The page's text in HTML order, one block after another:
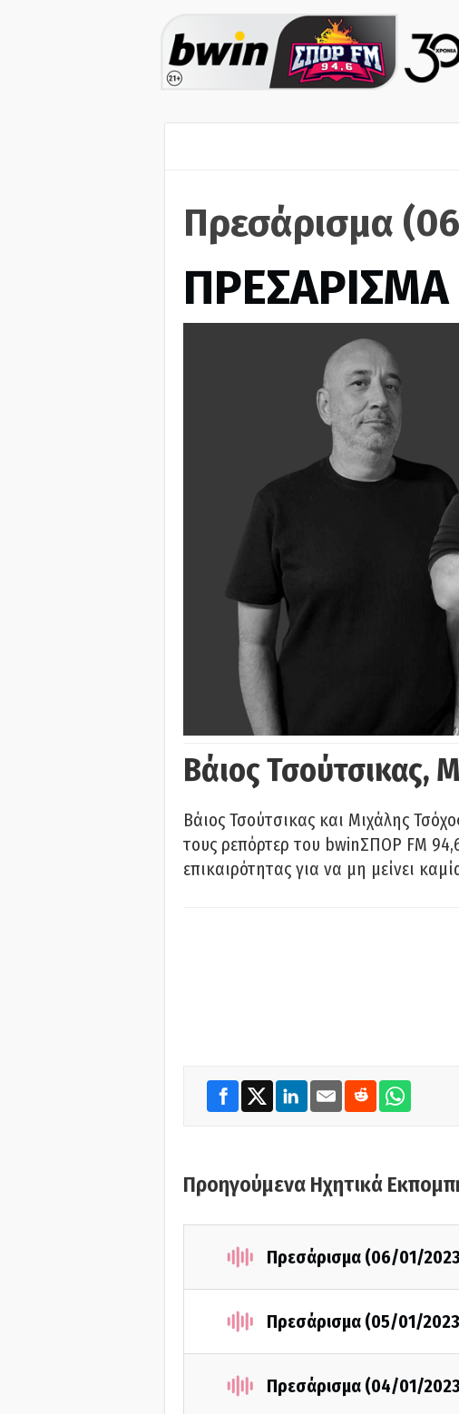
Πρεσάρισμα
ΠΡΕΣΑΡΙΣΜΑ
Βάιος Τσούτσικας,
Βάιος Τσούτσικας και Μιχάλης
τους ρεπόρτερ του bwinΣΠΟΡ FM
επικαιρότητας για να μη μείνει
Προηγούμενα Ηχητικά
Πρεσάρισμα (06/01/
Πρεσάρισμα (05/01/
Πρεσάρισμα (04/01/